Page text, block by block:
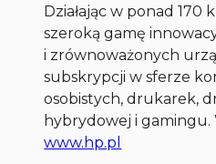
Działając w ponad 170
szeroką gamę
i zrównoważonych
subskrypcji w sferze
osobistych, drukarek,
hybrydowej i gamingu.
www.hp.pl